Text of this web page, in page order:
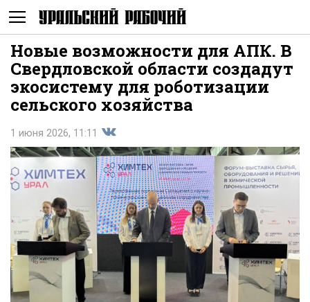
Не
показывать
Новые возможности для АПК. В
Свердловской области создадут
экосистему для роботизации
сельского хозяйства
1 июня 2026, 11:11
Поделиться